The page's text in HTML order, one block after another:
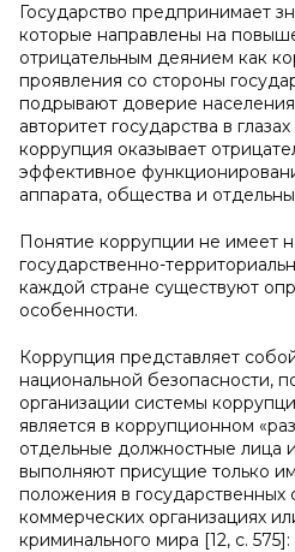
Государство предпринимает
которые направлены на
отрицательным деянием как
проявления со стороны
подрывают доверие
авторитет государства в
коррупция оказывает
эффективное
аппарата, общества и
Понятие коррупции не имеет
государственно-
каждой стране существуют
особенности.
Коррупция представляет
национальной безопасности,
организации системы
является в коррупционном
отдельные должностные лица
выполняют присущие только
положения в государственных
коммерческих организациях
криминального мира [12, с. 575]: